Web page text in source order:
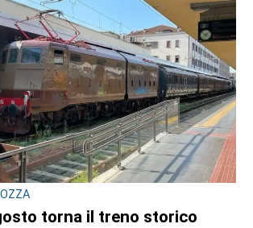
torna il treno storico